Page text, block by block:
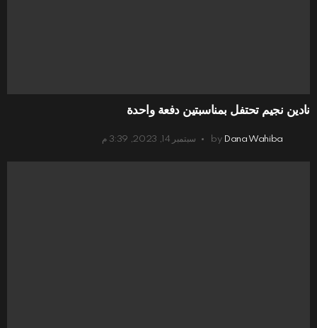
نادين نجيم تحتفل بمناسبتين دفعة واحدة
by Dana Wahiba سبتمبر 14, 2023, 3:39 م